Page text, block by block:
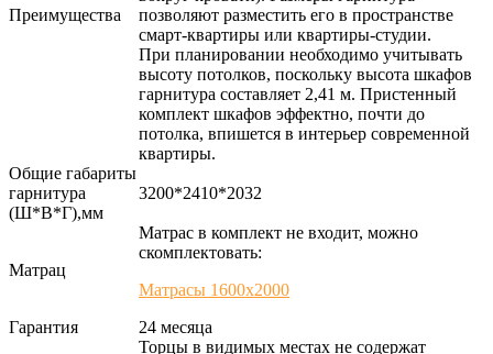
Преимущества
позволяют разместить его в пространстве
смарт-квартиры или квартиры-студии.
При планировании необходимо учитывать
высоту потолков, поскольку высота шкафов
гарнитура составляет 2,41 м. Пристенный
комплект шкафов эффектно, почти до
потолка, впишется в интерьер современной
квартиры.
Общие габариты
гарнитура
(Ш*В*Г),мм
3200*2410*2032
Матрац
Матрас в комплект не входит, можно
скомплектовать:
Матрасы 1600х2000
Гарантия
24 месяца
Торцы в видимых местах не содержат